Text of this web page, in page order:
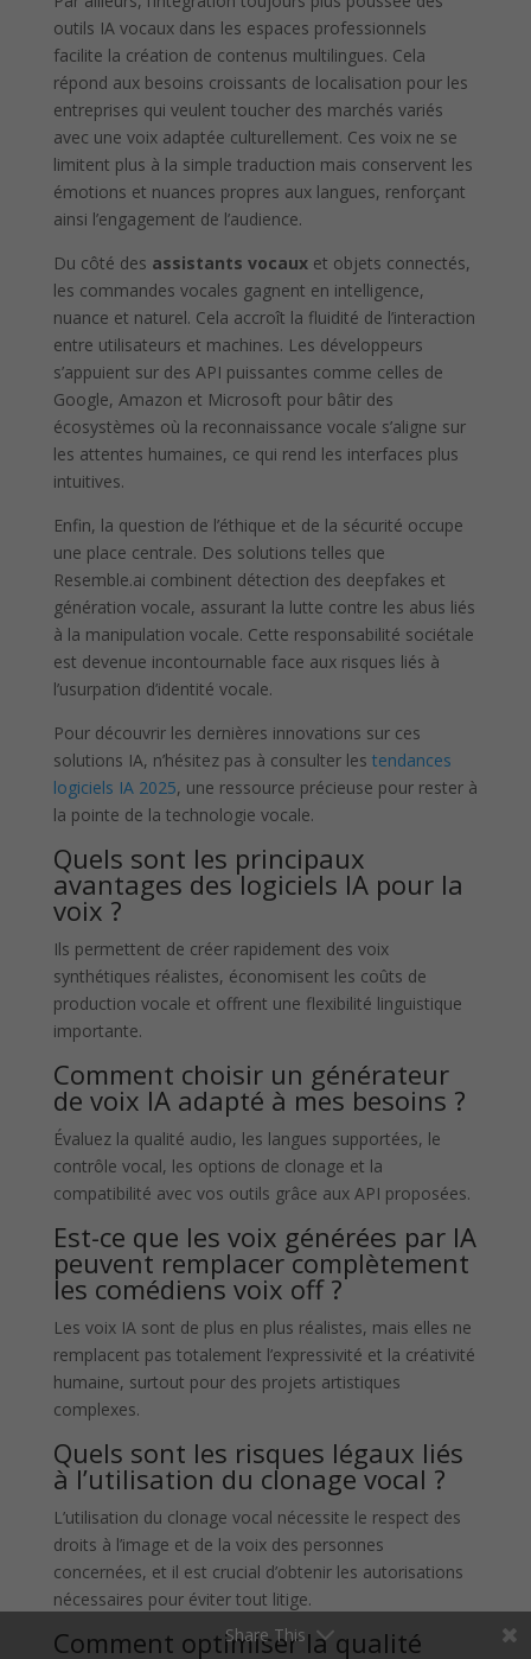
outils IA vocaux dans les espaces professionnels
facilite la création de contenus multilingues. Cela
répond aux besoins croissants de localisation pour les
entreprises qui veulent toucher des marchés variés
avec une voix adaptée culturellement. Ces voix ne se
limitent plus à la simple traduction mais conservent les
émotions et nuances propres aux langues, renforçant
ainsi l’engagement de l’audience.
Du côté des assistants vocauxet objets connectés,
les commandes vocales gagnent en intelligence,
nuance et naturel. Cela accroît la fluidité de l’interaction
entre utilisateurs et machines. Les développeurs
s’appuient sur des API puissantes comme celles de
Google, Amazon et Microsoft pour bâtir des
écosystèmes où la reconnaissance vocale s’aligne sur
les attentes humaines, ce qui rend les interfaces plus
intuitives.
Enfin, la question de l’éthique et de la sécurité occupe
une place centrale. Des solutions telles que
Resemble.ai combinent détection des deepfakes et
génération vocale, assurant la lutte contre les abus liés
à la manipulation vocale. Cette responsabilité sociétale
est devenue incontournable face aux risques liés à
l’usurpation d’identité vocale.
Pour découvrir les dernières innovations sur ces
solutions IA, n’hésitez pas à consulter les tendances
logiciels IA 2025, une ressource précieuse pour rester à
la pointe de la technologie vocale.
Quels sont les principaux
avantages des logiciels IA pour la
voix ?
Ils permettent de créer rapidement des voix
synthétiques réalistes, économisent les coûts de
production vocale et offrent une flexibilité linguistique
importante.
Comment choisir un générateur
de voix IA adapté à mes besoins ?
Évaluez la qualité audio, les langues supportées, le
contrôle vocal, les options de clonage et la
compatibilité avec vos outils grâce aux API proposées.
Est-ce que les voix générées par IA
peuvent remplacer complètement
les comédiens voix off ?
Les voix IA sont de plus en plus réalistes, mais elles ne
remplacent pas totalement l’expressivité et la créativité
humaine, surtout pour des projets artistiques
complexes.
Quels sont les risques légaux liés
à l’utilisation du clonage vocal ?
L’utilisation du clonage vocal nécessite le respect des
droits à l’image et de la voix des personnes
concernées, et il est crucial d’obtenir les autorisations
nécessaires pour éviter tout litige.
Comment optimiser la qualité
Share This